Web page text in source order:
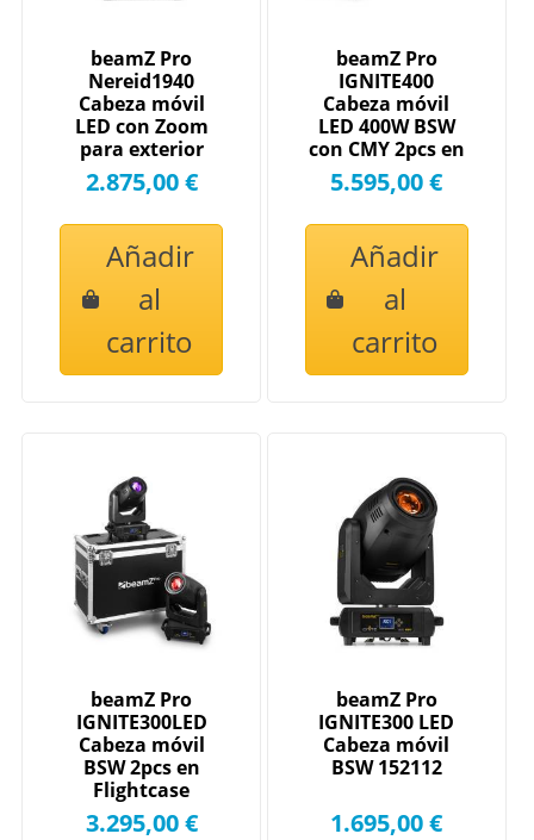
beamZ Pro
Nereid1940
Cabeza móvil
LED con Zoom
para exterior
19x40W 152060
2.875,00 €
Añadir
al
carrito
beamZ Pro
IGNITE400
Cabeza móvil
LED 400W BSW
con CMY 2pcs en
Flightcase
152090
5.595,00 €
Añadir
al
carrito
beamZ Pro
IGNITE300LED
Cabeza móvil
BSW 2pcs en
Flightcase
152110
3.295,00 €
beamZ Pro
IGNITE300 LED
Cabeza móvil
BSW 152112
1.695,00 €